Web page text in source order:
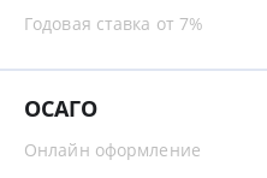
Годовая ставка от 7%
ОСАГО
Онлайн оформление